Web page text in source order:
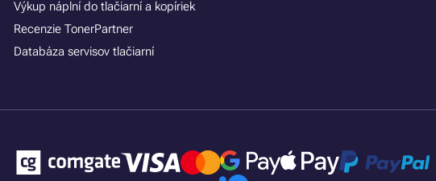
Výkup náplní do tlačiarní a kopíriek
Recenzie TonerPartner
Databáza servisov tlačiarní